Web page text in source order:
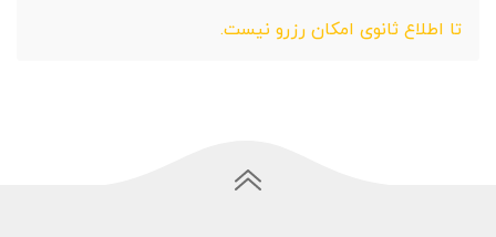
تا اطلاع ثانوی امکان رزرو نیست.